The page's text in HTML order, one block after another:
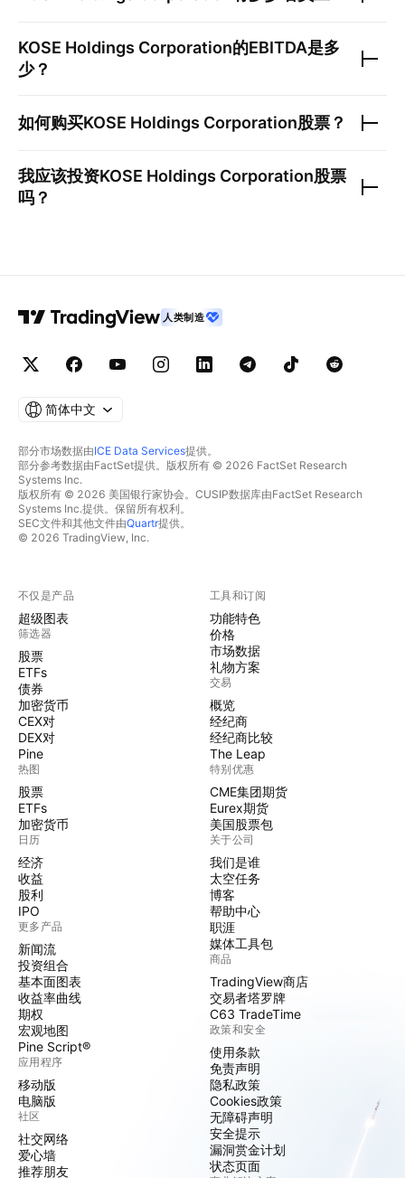
KOSE Holdings Corporation的EBITDA是多
少？
如何购买KOSE Holdings Corporation股票？
我应该投资KOSE Holdings Corporation股票
吗？
人类制造
简体中文
部分市场数据由ICE Data Services提供。
部分参考数据由FactSet提供。版权所有 © 2026 FactSet Research
Systems Inc.
版权所有 © 2026 美国银行家协会。CUSIP数据库由FactSet Research
Systems Inc.提供。保留所有权利。
SEC文件和其他文件由Quartr提供。
© 2026 TradingView, Inc.
不仅是产品
超级图表
筛选器
股票
ETFs
债券
加密货币
CEX对
DEX对
Pine
热图
股票
ETFs
加密货币
日历
经济
收益
股利
IPO
更多产品
新闻流
投资组合
基本面图表
收益率曲线
期权
宏观地图
Pine Script®
应用程序
移动版
电脑版
社区
社交网络
爱心墙
推荐朋友
工具和订阅
功能特色
价格
市场数据
礼物方案
交易
概览
经纪商
经纪商比较
The Leap
特别优惠
CME集团期货
Eurex期货
美国股票包
关于公司
我们是谁
太空任务
博客
帮助中心
职涯
媒体工具包
商品
TradingView商店
交易者塔罗牌
C63 TradeTime
政策和安全
使用条款
免责声明
隐私政策
Cookies政策
无障碍声明
安全提示
漏洞赏金计划
状态页面